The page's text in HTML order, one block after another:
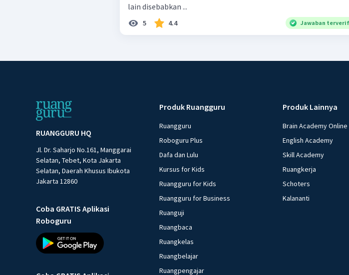
lain disebabkan ...
5 4.4 Jawaban
RUANGGURU HQ
Jl. Dr. Saharjo No.161, Manggarai
Selatan, Tebet, Kota Jakarta
Selatan, Daerah Khusus Ibukota
Jakarta 12860
Coba GRATIS Aplikasi
Roboguru
Produk Ruangguru
Ruangguru
Roboguru Plus
Dafa dan Lulu
Kursus for Kids
Ruangguru for Kids
Ruangguru for Business
Ruanguji
Ruangbaca
Ruangkelas
Ruangbelajar
Ruangpengajar
Produk Lainnya
Brain Academy Online
English Academy
Skill Academy
Ruangkerja
Schoters
Kalananti